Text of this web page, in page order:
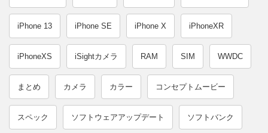
iPhone 13 iPhone SE iPhone X iPhoneXR
iPhoneXS iSightカメラ RAM SIM WWDC
まとめ カメラ カラー コンセプトムービー
スペック ソフトウェアアップデート ソフトバンク